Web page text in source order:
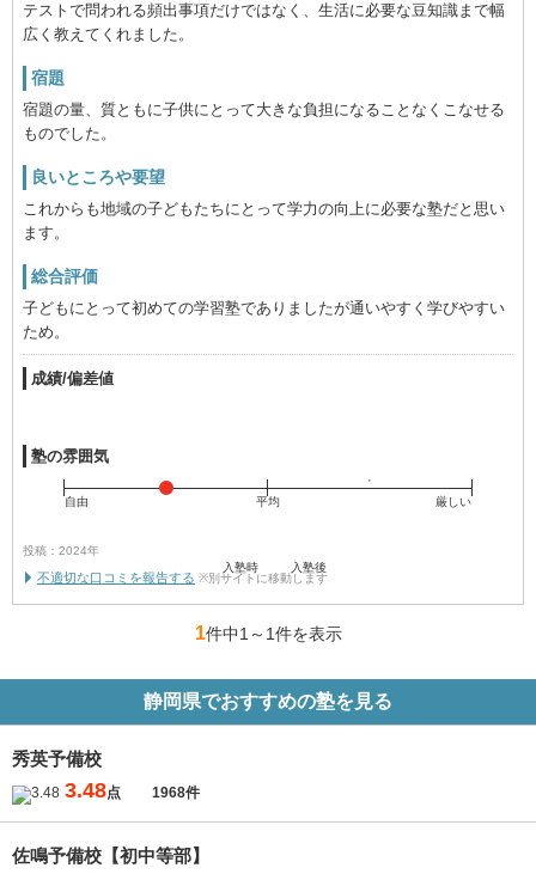
テストで問われる頻出事項だけではなく、生活に必要な豆知識まで幅
広く教えてくれました。
宿題
宿題の量、質ともに子供にとって大きな負担になることなくこなせる
ものでした。
良いところや要望
これからも地域の子どもたちにとって学力の向上に必要な塾だと思い
ます。
総合評価
子どもにとって初めての学習塾でありましたが通いやすく学びやすい
ため。
成績/偏差値
入塾時 入塾後
塾の雰囲気
自由 平均 厳しい
投稿：2024年
不適切な口コミを報告する ※別サイトに移動します
1件中1 ～ 1件を表示
静岡県でおすすめの塾を見る
秀英予備校
3.48点 1968件
佐鳴予備校【初中等部】